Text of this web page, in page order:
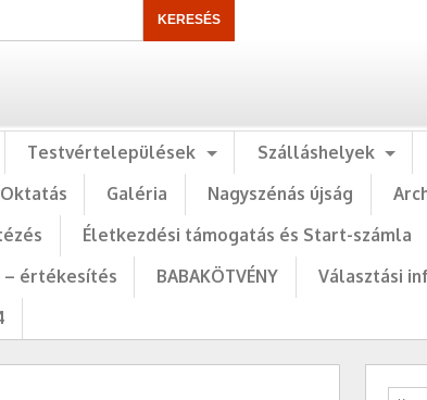
Testvértelepülések Szálláshelyek
Oktatás Galéria Nagyszénás újság
Életkezdési támogatás és Start-számla
– értékesítés BABAKÖTVÉNY Választási